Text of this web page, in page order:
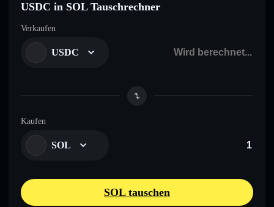
USDC in SOL Tauschrechner
Verkaufen
USDC
Kaufen
SOL
SOL tauschen